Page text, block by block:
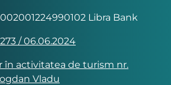
Libra Bank
/ 06.06.2024
în activitatea de turism nr.
Vladu